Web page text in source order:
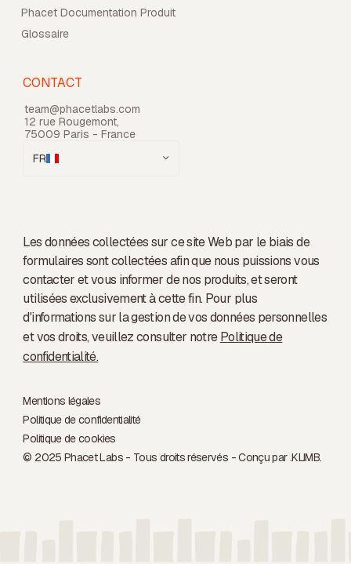
Phacet Documentation Produit
Glossaire
CONTACT
team@phacetlabs.com
12 rue Rougemont,
75009 Paris - France
FR
Les données collectées sur ce site Web par le biais de
formulaires sont collectées afin que nous puissions vous
contacter et vous informer de nos produits, et seront
utilisées exclusivement à cette fin. Pour plus
d'informations sur la gestion de vos données personnelles
et vos droits, veuillez consulter notrePolitique de
confidentialité.
© 2025 Phacet Labs - Tous droits réservés - Conçu par .KLIMB.
Mentions légales
Politique de confidentialité
Politique de cookies